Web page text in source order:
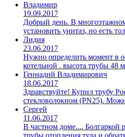
Владимир
19.09.2017
Добрый день. В
установить унитаз, но есть
Лидия
23.06.2017
Нужно определить момент в
котельной . высота трубы 48
Геннадий Владимирович
18.06.2017
Здравствуйте! Купил трубу
стекловолокном (PN25).
Сергей
11.06.2017
В частном доме.... Болгаркой